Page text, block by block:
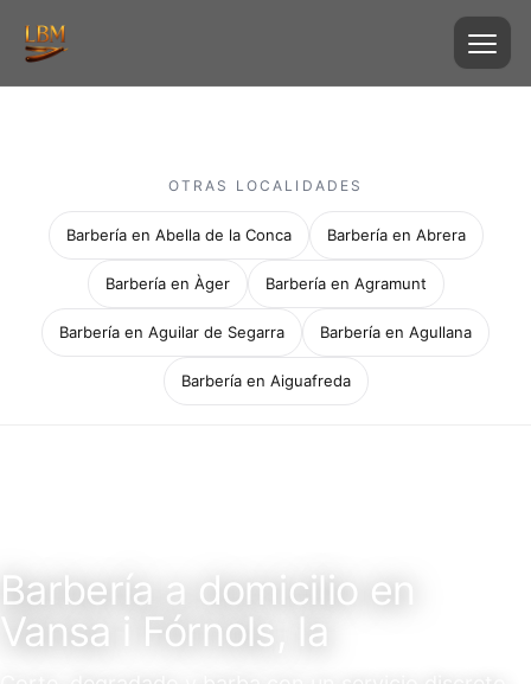
OTRAS LOCALIDADES
Barbería en Abella de la Conca Barbería en Abrera
Barbería en Àger Barbería en Agramunt
Barbería en Aguilar de Segarra Barbería en Agullana
Barbería en Aiguafreda
Barbería a domicilio en
Vansa i Fórnols, la